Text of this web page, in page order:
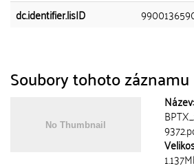
dc.identifier.lisID
Soubory tohoto záznamu
Název: